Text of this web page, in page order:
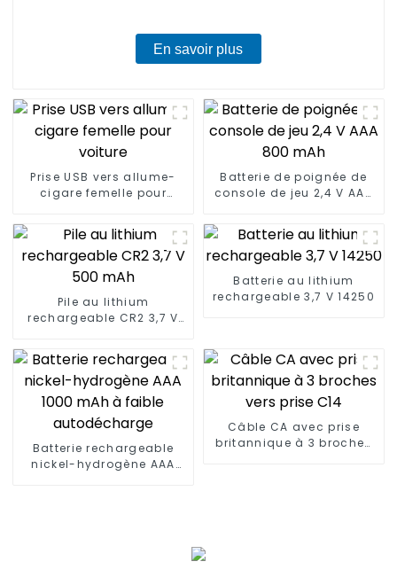
En savoir plus
Prise USB vers allume-
cigare femelle pour
Batterie de poignée de
console de jeu 2,4 V AAA
Pile au lithium
rechargeable CR2 3,7 V
Batterie au lithium
rechargeable 3,7 V 14250
Batterie rechargeable
nickel-hydrogène AAA
Câble CA avec prise
britannique à 3 broches